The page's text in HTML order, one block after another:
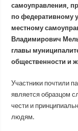
самоуправления,
по федеративному
местному
Владимирович
главы
общественности и
Участники почтили
является образцом
чести и
людям.